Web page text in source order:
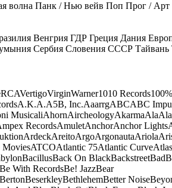
волна Панк / Нью вейв Поп Прог / Арт
Венгрия ГДР Греция Дания
Сербия Словения СССР Тайвань
RCAVertigoVirginWarner1010 Records100%
A.K.A.A5B, Inc.AaarrgABCABC
MusicaliAhornAircheologyAkarmaAla
RecordsAmuletAnchorAnchor Lights
ArdeckAreitoArgoArgonautaAriola
MoviesATCOAtlantic 75Atlantic CurveAtlas
BacillusBack On BlackBackstreetBad
Be With RecordsBe! JazzBear
BertonBeserkleyBethlehemBetter Noise